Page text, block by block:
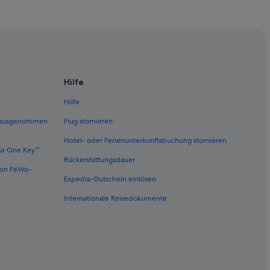
One Key™
FeWo-
Hilfe
Hilfe
Flug stornieren
Hotel- oder Ferienunterkunftsbuchung stornieren
Rückerstattungsdauer
Expedia-Gutschein einlösen
Internationale Reisedokumente